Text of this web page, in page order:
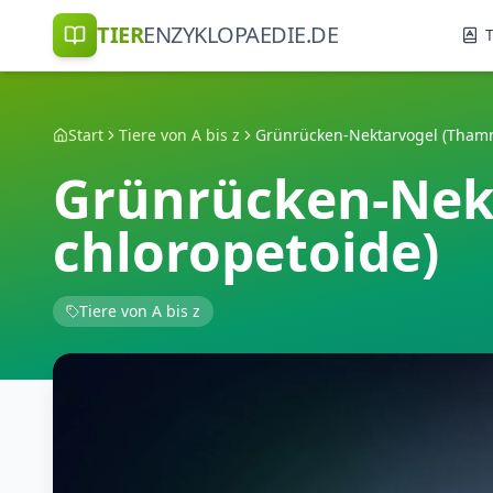
TIERENZYKLOPAEDIE.DE
Start Tiere von A bis z
Grünrücken-
chloropetoide)
Tiere von A bis z